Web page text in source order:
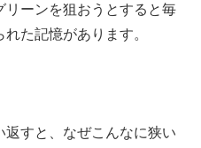
ーンを狙おうとすると毎
た記憶があります。
すと、なぜこんなに狭い